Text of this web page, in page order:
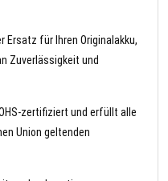
Ersatz für Ihren Originalakku,
Zuverlässigkeit und
zertifiziert und erfüllt alle
Union geltenden